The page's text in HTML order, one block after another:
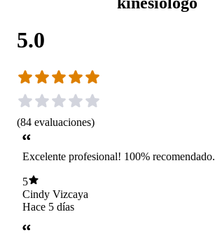
5.0
(84 evaluaciones)
Excelente profesional! 100% recomendado.
5
Cindy Vizcaya
Hace 5 días